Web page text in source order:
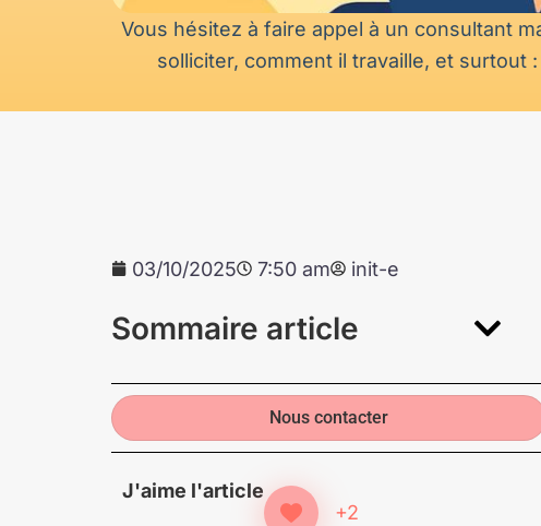
Vous hésitez à faire appel à un consultant
solliciter, comment il travaille, et
03/10/2025 7:50 am init-e
Sommaire article
Nous contacter
J'aime l'article
+2